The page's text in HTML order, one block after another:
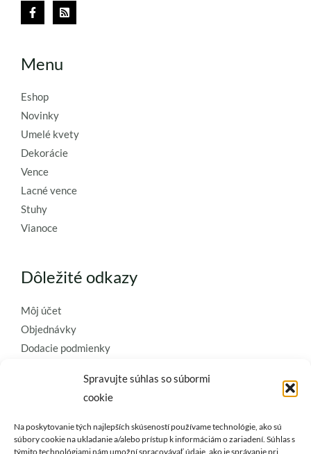
Spravujte súhlas so súbormi
cookie
Na poskytovanie tých najlepších skúseností používame technológie, ako sú
súbory cookie na ukladanie a/alebo prístup k informáciám o zariadení. Súhlas s
týmito technológiami nám umožní spracovávať údaje, ako je správanie pri
Menu
Eshop
Novinky
Umelé kvety
Dekorácie
Vence
Lacné vence
Stuhy
Vianoce
Dôležité odkazy
Môj účet
Objednávky
Dodacie podmienky
Ochrana osobných údajov
Zásady používania súborov cookie
Kontaktujte nás a požiadajte o